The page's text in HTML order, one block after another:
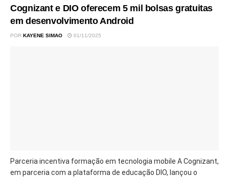
Cognizant e DIO oferecem 5 mil bolsas gratuitas
em desenvolvimento Android
POR KAYENE SIMAO 01/11/2025
Parceria incentiva formação em tecnologia mobile A Cognizant,
em parceria com a plataforma de educação DIO, lançou o